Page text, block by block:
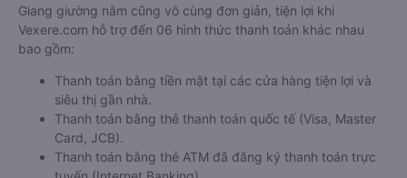
Giang giường nằm cũng vô cùng đơn giản, tiện lợi khi
Vexere.com hỗ trợ đến 06 hình thức thanh toán khác nhau
bao gồm:
Thanh toán bằng tiền mặt tại các cửa hàng tiện lợi và
siêu thị gần nhà.
Thanh toán bằng thẻ thanh toán quốc tế (Visa, Master
Card, JCB).
Thanh toán bằng thẻ ATM đã đăng ký thanh toán trực